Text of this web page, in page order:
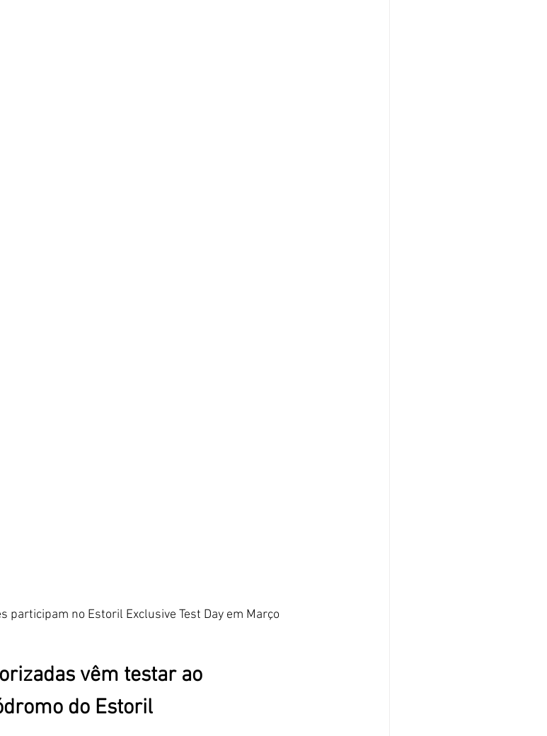
participam no Estoril Exclusive Test Day em Março
vêm testar ao
do Estoril